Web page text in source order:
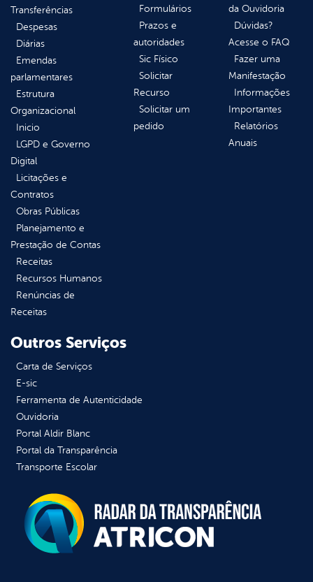
Transferências
Despesas
Diárias
Emendas
parlamentares
Estrutura
Organizacional
Inicio
LGPD e Governo
Digital
Licitações e
Contratos
Obras Públicas
Planejamento e
Prestação de Contas
Receitas
Recursos Humanos
Renúncias de
Receitas
Formulários
Prazos e
autoridades
Sic Físico
Solicitar
Recurso
Solicitar um
pedido
da Ouvidoria
Dúvidas?
Acesse o FAQ
Fazer uma
Manifestação
Informações
Importantes
Relatórios
Anuais
Outros Serviços
Carta de Serviços
E-sic
Ferramenta de Autenticidade
Ouvidoria
Portal Aldir Blanc
Portal da Transparência
Transporte Escolar